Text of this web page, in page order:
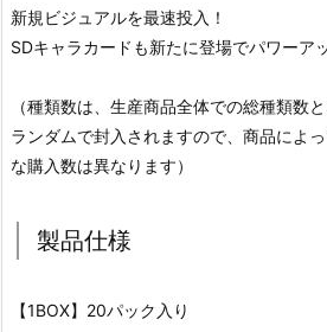
新規ビジュアルを最速投入！
SDキャラカードも新たに登場でパワーア
（種類数は、生産商品全体での総種類数
ランダムで封入されますので、商品によ
な購入数は異なります）
製品仕様
【1BOX】20パック入り